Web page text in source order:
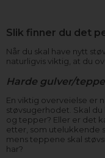
Slik finner du det
Når du skal have nytt
naturligvis viktig, at du
Harde gulver/
En viktig overveielse er
støvsugerhodet. Skal
og tepper? Eller er det
etter, som utelukkende
mens teppene skal
har?